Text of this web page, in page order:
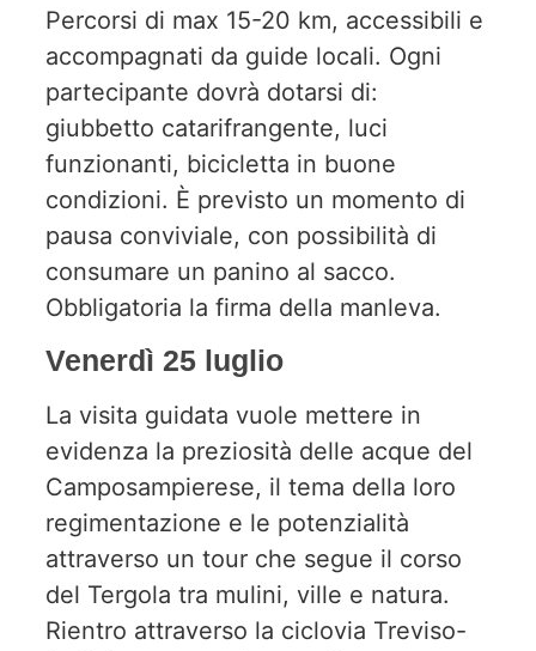
Percorsi di max 15-20 km, accessibili e
accompagnati da guide locali. Ogni
partecipante dovrà dotarsi di:
giubbetto catarifrangente, luci
funzionanti, bicicletta in buone
condizioni. È previsto un momento di
pausa conviviale, con possibilità di
consumare un panino al sacco.
Obbligatoria la firma della manleva.
Venerdì 25 luglio
La visita guidata vuole mettere in
evidenza la preziosità delle acque del
Camposampierese, il tema della loro
regimentazione e le potenzialità
attraverso un tour che segue il corso
del Tergola tra mulini, ville e natura.
Rientro attraverso la ciclovia Treviso-